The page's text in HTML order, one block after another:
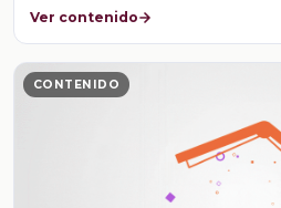
Ver contenido
CONTENIDO